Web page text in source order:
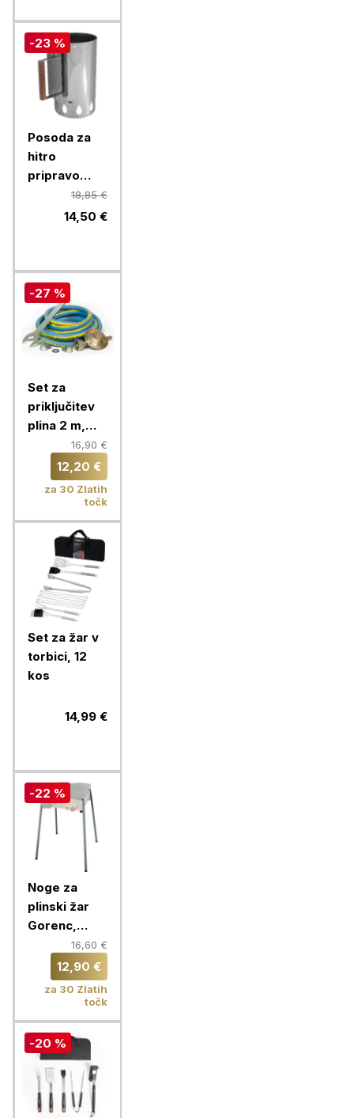
-23 %
Posoda za
hitro
pripravo
žerjavice
Inox Teak
18,85 €
14,50 €
-27 %
Set za
priključitev
plina 2 m,
16,90 €
12,20 €
za 30 Zlatih
točk
Set za žar v
torbici, 12
kos
14,99 €
-22 %
Noge za
plinski žar
Gorenc,
višina 70 cm
16,60 €
12,90 €
za 30 Zlatih
točk
-20 %